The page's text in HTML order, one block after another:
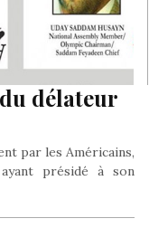
délateur
par les Américains,
présidé à son